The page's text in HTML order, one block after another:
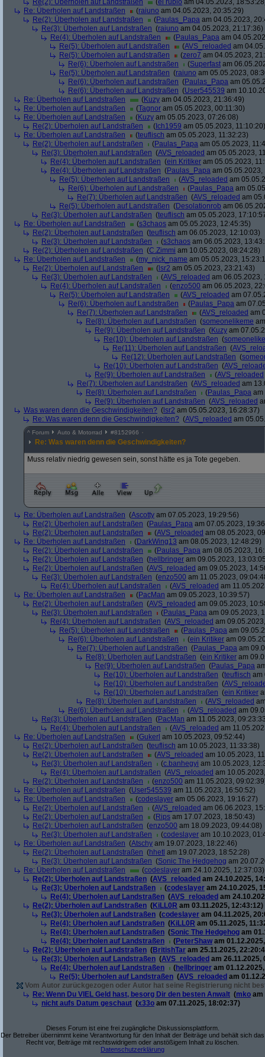
Re(2): Überholen auf Landstraßen (el rubio am 04.05.2023,
Re: Überholen auf Landstraßen
(raiuno am 04.05.2023, 20:35:29)
Re(2): Überholen auf Landstraßen
(Paulas_Papa am 04.05.2023,
Re(3): Überholen auf Landstraßen (raiuno am 04.05.2023, 21:17:36)
Re(4): Überholen auf Landstraßen
(Paulas_Papa am
Re(5): Überholen auf Landstraßen
(AVS_reloaded am
Re(5): Überholen auf Landstraßen
(zero7 am 04.05.2023,
Re(6): Überholen auf Landstraßen
(Superfast am
Re(5): Überholen auf Landstraßen (raiuno am 05.05.2023,
Re(6): Überholen auf Landstraßen (Paulas_Papa am
Re(6): Überholen auf Landstraßen (User545539 am
Re: Überholen auf Landstraßen
(Kuzy am 04.05.2023, 21:36:49)
Re: Überholen auf Landstraßen
(Tagnor am 05.05.2023, 00:11:30)
Re: Überholen auf Landstraßen
(Kuzy am 05.05.2023, 07:26:08)
Re(2): Überholen auf Landstraßen
( Ich1959 am 05.05.2023, 11:10:20)
Re: Überholen auf Landstraßen
(teuflisch am 05.05.2023, 11:32:23)
Re(2): Überholen auf Landstraßen
(Paulas_Papa am 05.05.2023,
Re(3): Überholen auf Landstraßen (AVS_reloaded am 05.05.2023,
Re(4): Überholen auf Landstraßen (ein Kritiker am 05.05.2023,
Re(4): Überholen auf Landstraßen (Paulas_Papa am 05.05.2023,
Re(5): Überholen auf Landstraßen
(AVS_reloaded am
Re(6): Überholen auf Landstraßen
(Paulas_Papa am
Re(7): Überholen auf Landstraßen (AVS_reloaded am
Re(5): Überholen auf Landstraßen (Desolationrob am
Re(3): Überholen auf Landstraßen (teuflisch am 05.05.2023,
Re: Überholen auf Landstraßen
(s3chaos am 05.05.2023, 12:45:35)
Re(2): Überholen auf Landstraßen (teuflisch am 06.05.2023, 12:10:03)
Re(3): Überholen auf Landstraßen
(s3chaos am 06.05.2023,
Re(2): Überholen auf Landstraßen (C.Zimmi am 10.05.2023, 08:24:28)
Re: Überholen auf Landstraßen
(my_nick_name am 05.05.2023,
Re(2): Überholen auf Landstraßen
( lsr2 am 05.05.2023, 23:21:43)
Re(3): Überholen auf Landstraßen
(AVS_reloaded am 06.05.2023,
Re(4): Überholen auf Landstraßen
(enzo500 am 06.05.2023,
Re(5): Überholen auf Landstraßen
(AVS_reloaded am
Re(6): Überholen auf Landstraßen
(Paulas_Papa am
Re(7): Überholen auf Landstraßen
(AVS_reloaded am
Re(8): Überholen auf Landstraßen (someonelikeme
Re(9): Überholen auf Landstraßen (Kuzy am
Re(10): Überholen auf Landstraßen (
Re(11): Überholen auf Landstraßen (
Re(12): Überholen auf Landstraßen (
Re(10): Überholen auf Landstraßen (
Re(9): Überholen auf Landstraßen
(AVS_reloaded
Re(7): Überholen auf Landstraßen (AVS_reloaded am
Re(8): Überholen auf Landstraßen
(Paulas_Papa am
Re(9): Überholen auf Landstraßen (AVS_reloaded
Was waren denn die Geschwindigkeiten? ( lsr2 am 05.05.2023, 16:28:37)
Re: Was waren denn die Geschwindigkeiten? (AVS_reloaded am
^ Forum Auto & Motorrad #8152966
Re: Was waren denn die Geschwindigkeiten?
Muss relativ niedrig gewesen sein, sonst hätte es ja Tote gegeben.
Re: Überholen auf Landstraßen (Ascotty am 07.05.2023, 19:29:56)
Re(2): Überholen auf Landstraßen (Paulas_Papa am 07.05.2023,
Re(2): Überholen auf Landstraßen
(AVS_reloaded am 08.05.2023,
Re: Überholen auf Landstraßen
(DarkWing13 am 08.05.2023, 12:48:29)
Re(2): Überholen auf Landstraßen
(Paulas_Papa am 08.05.2023,
Re(2): Überholen auf Landstraßen (hellbringer am 09.05.2023,
Re(2): Überholen auf Landstraßen (AVS_reloaded am 09.05.2023,
Re(3): Überholen auf Landstraßen (enzo500 am 11.05.2023,
Re(4): Überholen auf Landstraßen
(AVS_reloaded am
Re: Überholen auf Landstraßen
(PacMan am 09.05.2023, 10:39:57)
Re(2): Überholen auf Landstraßen (AVS_reloaded am 09.05.2023,
Re(3): Überholen auf Landstraßen
(Paulas_Papa am 09.05.2023,
Re(4): Überholen auf Landstraßen (AVS_reloaded am
Re(5): Überholen auf Landstraßen
(Paulas_Papa am
Re(6): Überholen auf Landstraßen
(ein Kritiker am
Re(7): Überholen auf Landstraßen (Paulas_Papa am
Re(8): Überholen auf Landstraßen (ein Kritiker am
Re(9): Überholen auf Landstraßen (Paulas_Papa
Re(10): Überholen auf Landstraßen (teuflisch am
Re(10): Überholen auf Landstraßen (
Re(10): Überholen auf Landstraßen (ein Kritiker
Re(8): Überholen auf Landstraßen
(AVS_reloaded
Re(6): Überholen auf Landstraßen
(AVS_reloaded am
Re(3): Überholen auf Landstraßen (PacMan am 11.05.2023,
Re(4): Überholen auf Landstraßen
(AVS_reloaded am
Re: Überholen auf Landstraßen
(Gukerl am 10.05.2023, 09:52:44)
Re(2): Überholen auf Landstraßen (teuflisch am 10.05.2023, 11:33:38)
Re(2): Überholen auf Landstraßen
(AVS_reloaded am 10.05.2023,
Re(3): Überholen auf Landstraßen
(c.banhegyi am 10.05.2023,
Re(4): Überholen auf Landstraßen (AVS_reloaded am
Re(2): Überholen auf Landstraßen
(enzo500 am 11.05.2023,
Re: Überholen auf Landstraßen (User545539 am 11.05.2023, 16:50:52)
Re: Überholen auf Landstraßen
(codeslayer am 05.06.2023, 19:16:27)
Re(2): Überholen auf Landstraßen
(AVS_reloaded am 06.06.2023,
Re(2): Überholen auf Landstraßen
(Rips am 17.07.2023, 18:50:43)
Re(2): Überholen auf Landstraßen (enzo500 am 18.09.2023, 09:44:08)
Re(3): Überholen auf Landstraßen
(codeslayer am 10.10.2023,
Re: Überholen auf Landstraßen (Atschy am 19.07.2023, 18:22:46)
Re(2): Überholen auf Landstraßen (hhetl am 19.07.2023, 18:52:28)
Re(3): Überholen auf Landstraßen (Sonic The Hedgehog am
Re: Überholen auf Landstraßen
(codeslayer am 24.10.2025, 12:37:03)
Re(2): Überholen auf Landstraßen (AVS_reloaded am 24.10.2025,
Re(3): Überholen auf Landstraßen
(codeslayer am 24.10.2025,
Re(4): Überholen auf Landstraßen (AVS_reloaded am
Re(2): Überholen auf Landstraßen (KiLL0R am 03.11.2025, 12:43:12)
Re(3): Überholen auf Landstraßen (codeslayer am 04.11.2025,
Re(4): Überholen auf Landstraßen (KiLL0R am 05.11.2025,
Re(4): Überholen auf Landstraßen (Sonic The Hedgehog am
Re(4): Überholen auf Landstraßen
(PeterShaw am
Re(2): Überholen auf Landstraßen (BritishTar am 25.11.2025,
Re(3): Überholen auf Landstraßen (AVS_reloaded am 26.11.2025,
Re(4): Überholen auf Landstraßen
(hellbringer am
Re(5): Überholen auf Landstraßen (AVS_reloaded am
Vom Autor zurückgezogen oder Autor hat seine Registrierung nicht
Re: Wenn Du VIEL Geld hast, besorg Dir den besten Anwalt (mko am
nicht aufs Datum geschaut (x33o am 07.11.2025, 18:02:37)
Dieses Forum ist eine frei zugängliche Diskussionsplattform.
Der Betreiber übernimmt keine Verantwortung für den Inhalt der Beiträge und behält sich das
Recht vor, Beiträge mit rechtswidrigem oder anstößigem Inhalt zu löschen.
Datenschutzerklärung